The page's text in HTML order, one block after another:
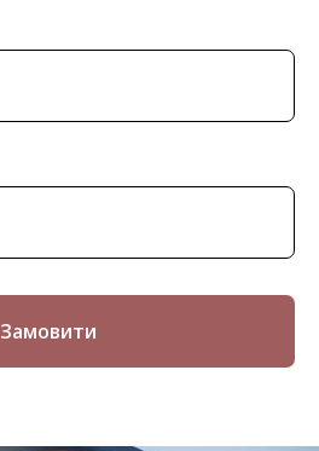
Замовити